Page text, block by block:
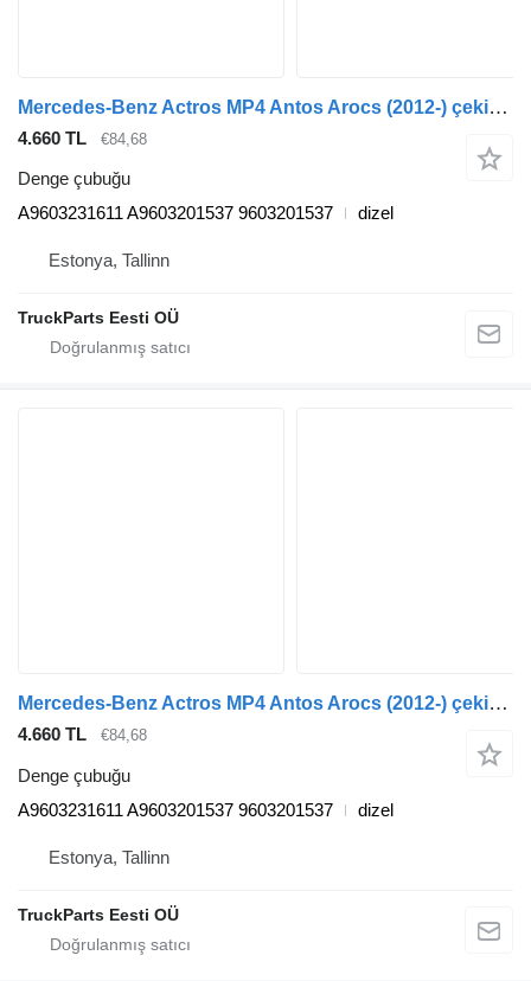
Mercedes-Benz Actros MP4 Antos Arocs (2012-) çekici için Mercedes-Benz arocs 2635 (01.13-) A9603231611 denge çubuğu
4.660 TL €84,68
Denge çubuğu
A9603231611 A9603201537 9603201537
dizel
Estonya, Tallinn
TruckParts Eesti OÜ
Mercedes-Benz Actros MP4 Antos Arocs (2012-) çekici için Mercedes-Benz arocs 2635 (01.13-) A9603231611 denge çubuğu
4.660 TL €84,68
Denge çubuğu
A9603231611 A9603201537 9603201537
dizel
Estonya, Tallinn
TruckParts Eesti OÜ